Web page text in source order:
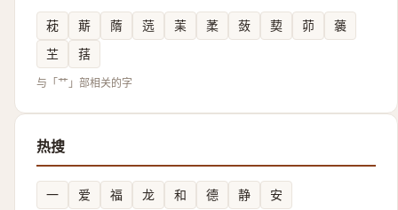
萙 䔮 䔺 䓕 䒹 葇 蔹 葜 茆
藵
芏
葀
与「艹」部相关的字
热搜
一 爱 福 龙 和 德 静 安